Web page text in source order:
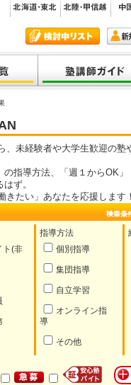
未経験者や大学生歓迎の塾
指導方法、「週１からOK
ず。
たい」あなたを応援します！
ト(非
指導方法
個別指導
集団指導
自立学習
オンライン指
導
その他